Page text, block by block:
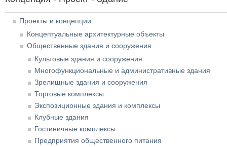
Проекты и концепции
Концептуальные архитектурные объекты
Общественные здания и сооружения
Культовые здания и сооружения
Многофункциональные и административные здания
Зрелищные здания и сооружения
Торговые комплексы
Экспозиционные здания и комплексы
Клубные здания
Гостиничные комплексы
Предприятия общественного питания